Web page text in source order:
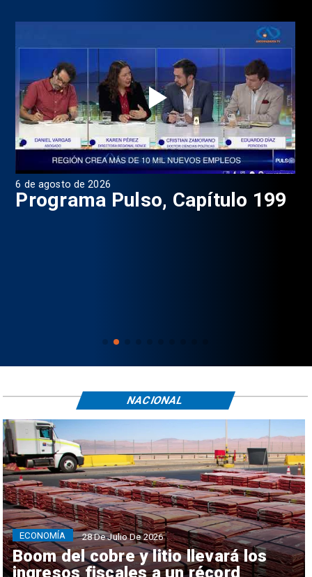
6 de agosto de 2026
Programa Pulso, Capítulo 199
Boom del cobre y litio llevará los
ingresos fiscales a un récord
ECONOMÍA 28 De Julio De 2026
NACIONAL